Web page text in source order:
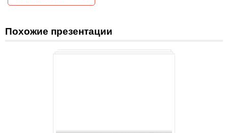
Похожие презентации